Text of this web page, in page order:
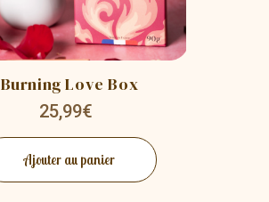
Burning Love Box
25,99€
Ajouter au panier